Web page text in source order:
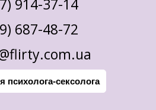
914-37-14
687-48-72
психолога-сексолога